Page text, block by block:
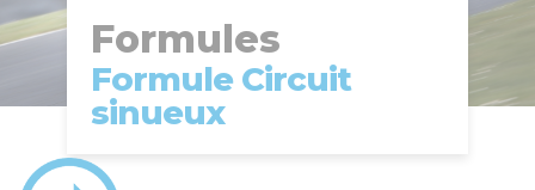
Formules
Formule Circuit
sinueux